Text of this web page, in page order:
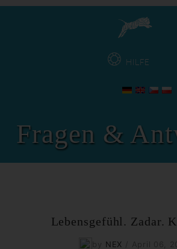
HILFE
Fragen &
Lebensgefühl. Zadar.
NEX